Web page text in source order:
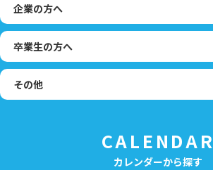
企業の方へ
卒業生の方へ
その他
CALENDAR
カレンダーから探す